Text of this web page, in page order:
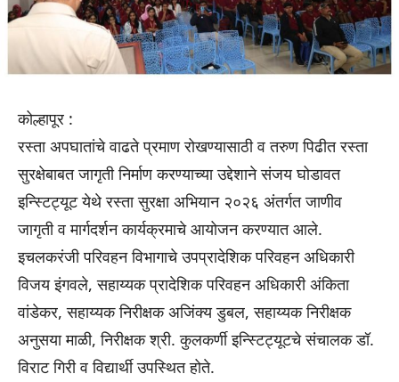
कोल्हापूर :
रस्ता अपघातांचे वाढते प्रमाण रोखण्यासाठी व तरुण पिढीत रस्ता
सुरक्षेबाबत जागृती निर्माण करण्याच्या उद्देशाने संजय घोडावत
इन्स्टिट्यूट येथे रस्ता सुरक्षा अभियान २०२६ अंतर्गत जाणीव
जागृती व मार्गदर्शन कार्यक्रमाचे आयोजन करण्यात आले.
इचलकरंजी परिवहन विभागाचे उपप्रादेशिक परिवहन अधिकारी
विजय इंगवले, सहाय्यक प्रादेशिक परिवहन अधिकारी अंकिता
वांडेकर, सहाय्यक निरीक्षक अजिंक्य डुबल, सहाय्यक निरीक्षक
अनुसया माळी, निरीक्षक श्री. कुलकर्णी इन्स्टिट्यूटचे संचालक डॉ.
विराट गिरी व विद्यार्थी उपस्थित होते.